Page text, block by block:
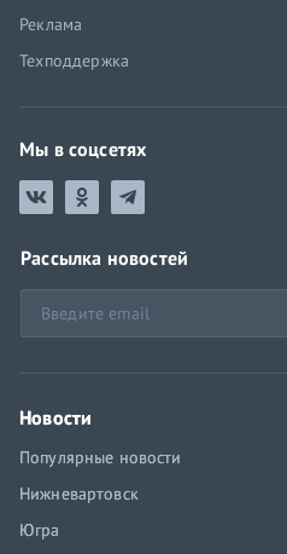
Реклама
Техподдержка
Мы в соцсетях
Рассылка новостей
Новости
Популярные новости
Нижневартовск
Югра